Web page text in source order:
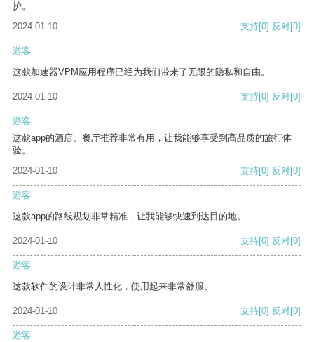
护。
2024-01-10
支持[0] 反对[0]
游客
这款加速器VPM应用程序已经为我们带来了无限的隐私和自由。
2024-01-10 支持[0] 反对[0]
游客
这款app的酒店、餐厅推荐非常有用，让我能够享受到高品质的旅行体
验。
2024-01-10
支持[0] 反对[0]
游客
这款app的路线规划非常精准，让我能够快速到达目的地。
2024-01-10 支持[0] 反对[0]
游客
这款软件的设计非常人性化，使用起来非常舒服。
2024-01-10 支持[0] 反对[0]
游客